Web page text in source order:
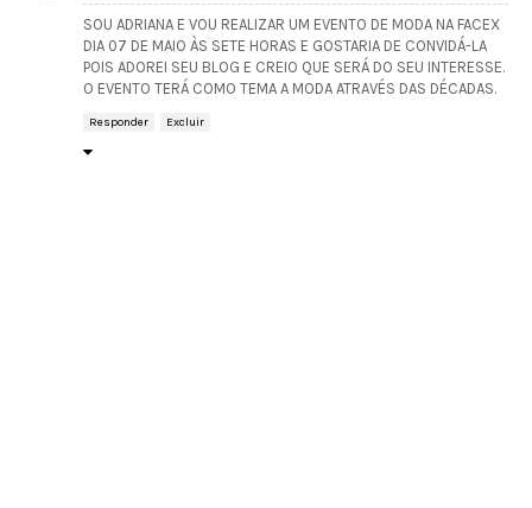
SOU ADRIANA E VOU REALIZAR UM EVENTO DE MODA NA FACEX
DIA 07 DE MAIO ÀS SETE HORAS E GOSTARIA DE CONVIDÁ-LA
POIS ADOREI SEU BLOG E CREIO QUE SERÁ DO SEU INTERESSE.
O EVENTO TERÁ COMO TEMA A MODA ATRAVÉS DAS DÉCADAS.
Responder Excluir